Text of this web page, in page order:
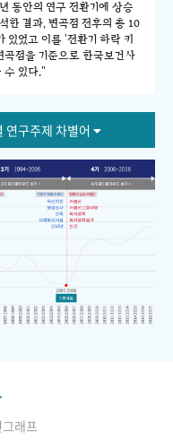
동안의 연구 전환기에 상승
한 결과, 변곡점 전후의 총 10
있었고 이를 '전환기 하락 키
곡점을 기준으로 한국보건사
수 있다."
연구주제 차별어
래프